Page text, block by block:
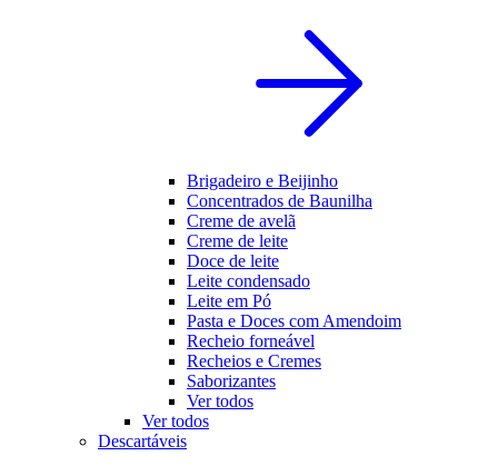
Brigadeiro e Beijinho
Concentrados de Baunilha
Creme de avelã
Creme de leite
Doce de leite
Leite condensado
Leite em Pó
Pasta e Doces com Amendoim
Recheio forneável
Recheios e Cremes
Saborizantes
Ver todos
Ver todos
Descartáveis